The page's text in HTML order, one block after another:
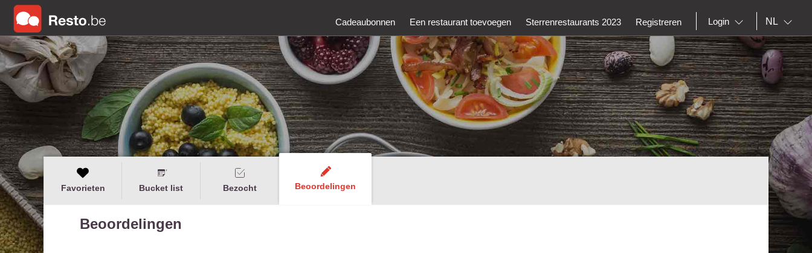
Cadeaubonnen Een restaurant toevoegen Sterrenrestaurants 2023 Registreren Login NL
Favorieten Bucket list Bezocht Beoordelingen
Beoordelingen